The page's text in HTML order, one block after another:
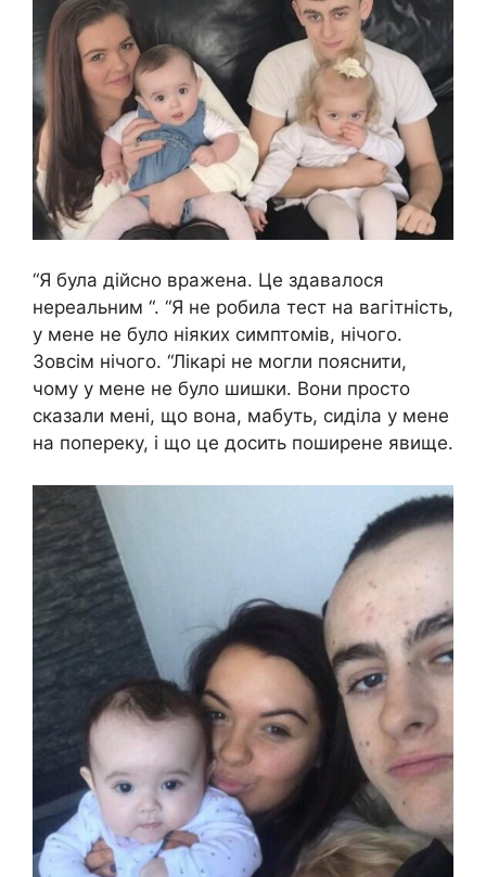
“Я була дійсно вражена. Це здавалося
нереальним “. “Я не робила тест на вагітність,
у мене не було ніяких симптомів, нічого.
Зовсім нічого. “Лікарі не могли пояснити,
чому у мене не було шишки. Вони просто
сказали мені, що вона, мабуть, сиділа у мене
на попереку, і що це досить поширене явище.